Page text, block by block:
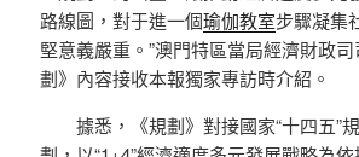
路線圖，對于進一個瑜伽教室步驟凝集
堅意義嚴重。”澳門特區當局經濟財政
劃》內容接收本報獨家專訪時介紹。
據悉，《規劃》對接國家“十四五”